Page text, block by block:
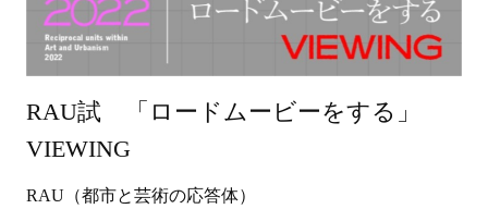
RAU試 「ロードムービーをする」
VIEWING
RAU（都市と芸術の応答体）